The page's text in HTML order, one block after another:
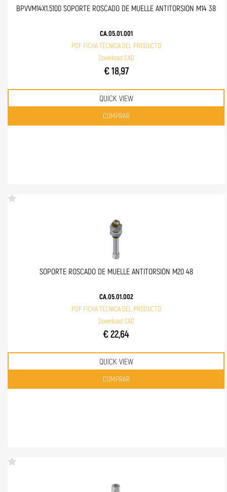
BPVVM14X1.5100 SOPORTE ROSCADO DE MUELLE ANTITORSIÓN M14 38
CA.05.01.001
PDF FICHA TÉCNICA DEL PRODUCTO
Download CAD
€ 18,97
QUICK VIEW
Quantità
COMPRAR
SOPORTE ROSCADO DE MUELLE ANTITORSIÓN M20 48
CA.05.01.002
PDF FICHA TÉCNICA DEL PRODUCTO
Download CAD
€ 22,64
QUICK VIEW
Quantità
COMPRAR